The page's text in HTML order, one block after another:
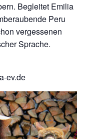
Begleitet Emilia
Peru
vergessenen
Sprache.
ev.de